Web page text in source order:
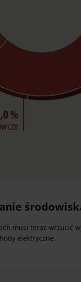
musi teraz
elektryczne.